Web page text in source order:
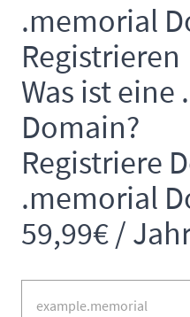
.memorial
Registrieren
Was ist
Domain?
Registriere
.memorial
59,99€ /